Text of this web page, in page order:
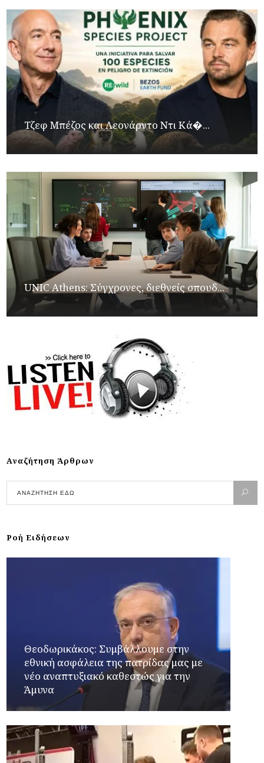
Τζεφ Μπέζος και Λεονάρντο Ντι Κά�...
UNIC Athens: Σύγχρονες, διεθνείς σπουδ...
Αναζήτηση Άρθρων
Ροή Ειδήσεων
Θεοδωρικάκος: Συμβάλλουμε στην
εθνική ασφάλεια της πατρίδας μας με
νέο αναπτυξιακό καθεστώς για την
Άμυνα